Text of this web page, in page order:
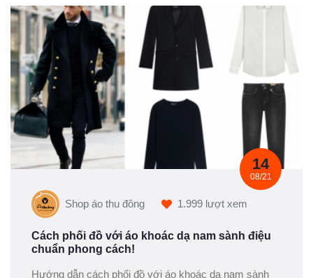
14
08/21
Shop áo thu đông 1.999 lượt xem
Cách phối đồ với áo khoác dạ nam sành điệu
chuẩn phong cách!
Hướng dẫn cách phối đồ với áo khoác dạ nam sành